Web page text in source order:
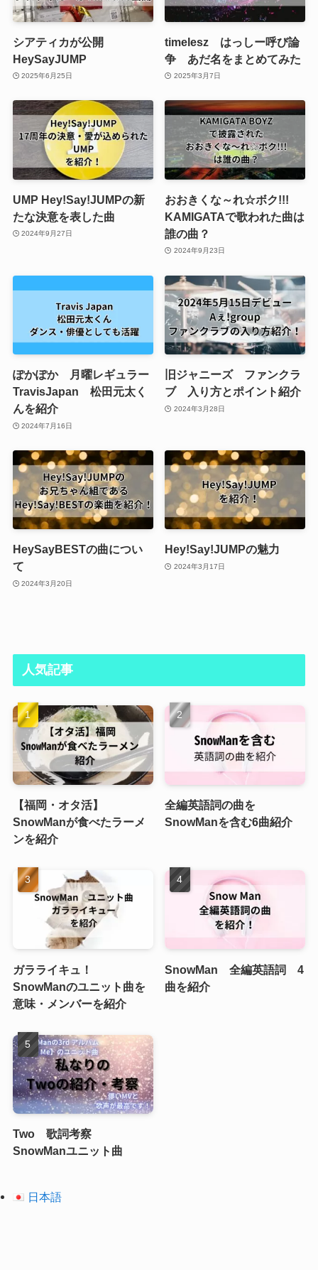
シアティカが公開
HeySayJUMP
2025年6月25日
timelesz はっしー呼び論
争 あだ名をまとめてみた
2025年3月7日
UMP Hey!Say!JUMPの新
たな決意を表した曲
2024年9月27日
おおきくな～れ☆ボク!!!
KAMIGATAで歌われた曲は
誰の曲？
2024年9月23日
ぽかぽか 月曜レギュラー
TravisJapan 松田元太く
んを紹介
2024年7月16日
旧ジャニーズ ファンクラ
ブ 入り方とポイント紹介
2024年3月28日
HeySayBESTの曲につい
て
2024年3月20日
Hey!Say!JUMPの魅力
2024年3月17日
人気記事
【福岡・オタ活】
SnowManが食べたラーメ
ンを紹介
全編英語詞の曲を
SnowManを含む6曲紹介
ガラライキュ！
SnowManのユニット曲を
意味・メンバーを紹介
SnowMan 全編英語詞 4
曲を紹介
Two 歌詞考察
SnowManユニット曲
日本語